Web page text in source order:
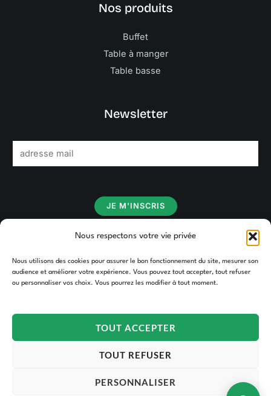
Nous respectons votre vie privée
Nous utilisons des cookies pour assurer le bon fonctionnement du site, mesurer son
audience et améliorer votre expérience. Vous pouvez tout accepter, tout refuser
ou personnaliser vos choix. Vous pourrez les modifier à tout moment.
TOUT ACCEPTER
TOUT REFUSER
PERSONNALISER
Nos produits
Buffet
Table à manger
Table basse
Newsletter
m
JE M'INSCRIS